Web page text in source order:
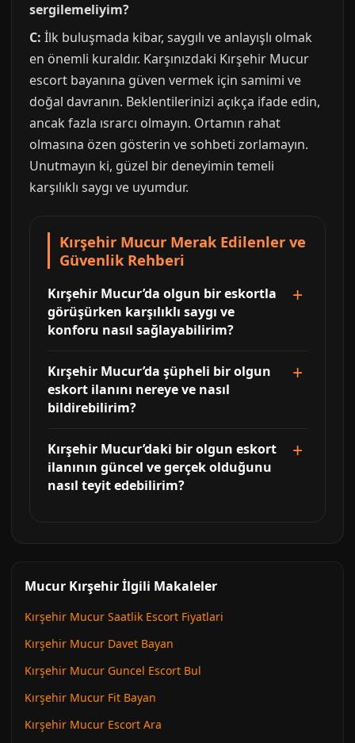
sergilemeliyim?
C: İlk buluşmada kibar, saygılı ve anlayışlı olmak
en önemli kuraldır. Karşınızdaki Kırşehir Mucur
escort bayanına güven vermek için samimi ve
doğal davranın. Beklentilerinizi açıkça ifade edin,
ancak fazla ısrarcı olmayın. Ortamın rahat
olmasına özen gösterin ve sohbeti zorlamayın.
Unutmayın ki, güzel bir deneyimin temeli
karşılıklı saygı ve uyumdur.
Kırşehir Mucur Merak Edilenler ve
Güvenlik Rehberi
Kırşehir Mucur’da olgun bir eskortla
görüşürken karşılıklı saygı ve
konforu nasıl sağlayabilirim?
Kırşehir Mucur’da şüpheli bir olgun
eskort ilanını nereye ve nasıl
bildirebilirim?
Kırşehir Mucur’daki bir olgun eskort
ilanının güncel ve gerçek olduğunu
nasıl teyit edebilirim?
Mucur Kırşehir İlgili Makaleler
Kırşehir Mucur Saatlik Escort Fiyatlari
Kırşehir Mucur Davet Bayan
Kırşehir Mucur Guncel Escort Bul
Kırşehir Mucur Fit Bayan
Kırşehir Mucur Escort Ara